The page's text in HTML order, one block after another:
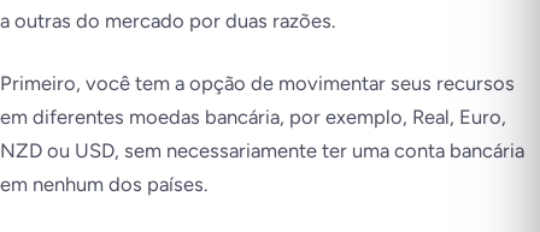
a outras do mercado por duas razões.
Primeiro, você tem a opção de movimentar seus recursos
em diferentes moedas bancária, por exemplo, Real, Euro,
NZD ou USD, sem necessariamente ter uma conta bancária
em nenhum dos países.